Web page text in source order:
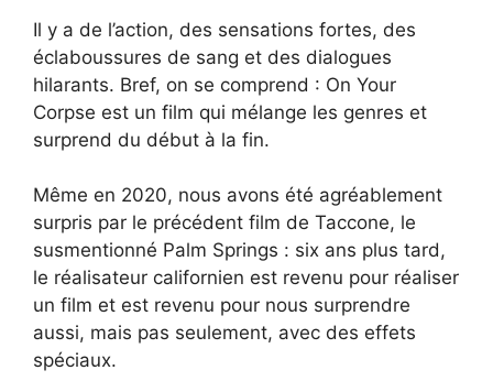
Il y a de l’action, des sensations fortes, des
éclaboussures de sang et des dialogues
hilarants. Bref, on se comprend : On Your
Corpse est un film qui mélange les genres et
surprend du début à la fin.
Même en 2020, nous avons été agréablement
surpris par le précédent film de Taccone, le
susmentionné Palm Springs : six ans plus tard,
le réalisateur californien est revenu pour réaliser
un film et est revenu pour nous surprendre
aussi, mais pas seulement, avec des effets
spéciaux.